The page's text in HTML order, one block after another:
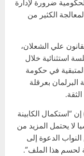
ضرورة لإدارة
الكثير من
علي الشعلان،
استثنائية خلال
في حكومة
بعرقلة
“استكمال الكابينة
لا يحتمل المزيد من
الدعوة إلى
لحسم هذا الملف”.